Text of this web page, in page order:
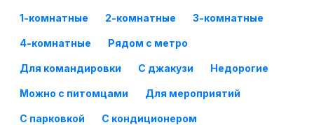
1-комнатные 2-комнатные 3-комнатные
4-комнатные Рядом с метро
Для командировки С джакузи Недорогие
Можно с питомцами Для мероприятий
С парковкой С кондиционером